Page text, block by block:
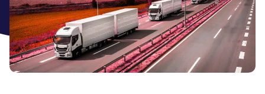
projeto para seu projeto de IoT
Marque uma reunião
Obtenha ajuda e conselhos sobre como criar um
caso de negócios robusto e uma visão geral do
projeto para seu projeto de IoT
Marque uma reunião
Dispositivo Gratuitamente!
Assegure o desempenho ideal com a ajuda dos
especialistas Eseye